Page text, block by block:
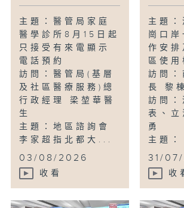
主題：醫管局家庭
醫學診所8月15日起
只接受有來電顯示
電話預約
訪問：醫管局(基層
及社區醫療服務)總
行政經理 梁堃華醫
生
主題：地區諮詢會
李家超指北都大...
03/08/2026
收看
主題：
崗口岸
作安排
區使用
訪問：
長 黎
訪問：
表、
勇
主題
31/
收